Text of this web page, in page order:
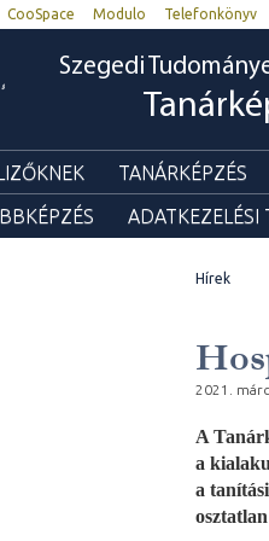
CooSpace Modulo Telefonkönyv
Szegedi
TANÁRKÉPZÉS
ADATKEZELÉSI
Hírek
2021.
A
a
a